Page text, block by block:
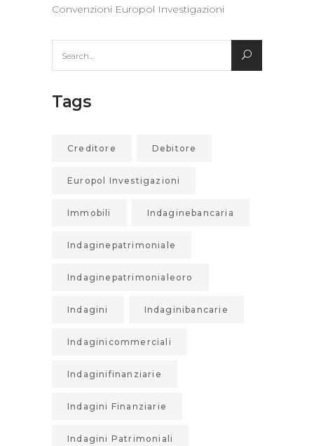
Convenzioni Europol Investigazioni
for:
Tags
Creditore Debitore
Europol Investigazioni
Immobili Indaginebancaria
Indaginepatrimoniale
Indaginepatrimonialeoro
Indagini Indaginibancarie
Indaginicommerciali
Indaginifinanziarie
Indagini Finanziarie
Indagini Patrimoniali